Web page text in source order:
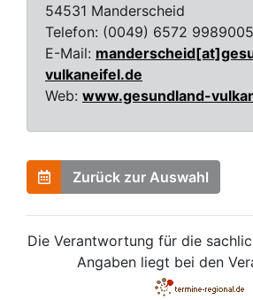
54531 Manderscheid
Telefon: (0049) 6572 9989005
E-Mail:
vulkaneifel.de
Web: www.gesundland-
Zurück zur Auswahl
Die Verantwortung für die
Angaben liegt bei den